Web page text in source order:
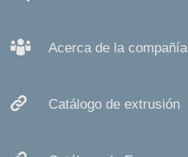
Acerca de la compañía
Catálogo de extrusión